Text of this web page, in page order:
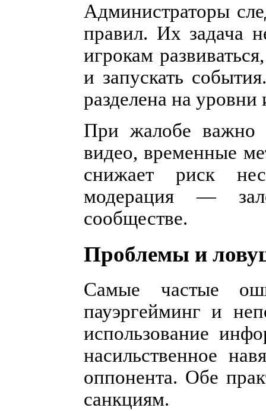
Администраторы
правил. Их задача
игрокам
и запускать
разделена на
При жалобе важно
видео, временные
снижает риск
модерация —
сообществе.
Проблемы и
Самые частые
пауэргейминг и
использование
насильственное
оппонента. Обе
санкциям.